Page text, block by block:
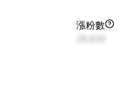
漲粉數